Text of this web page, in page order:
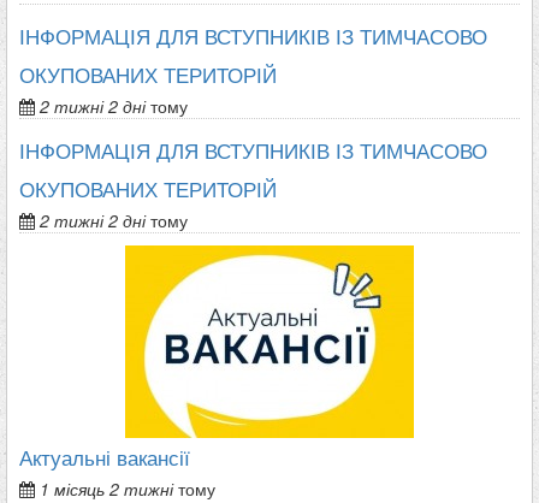
ІНФОРМАЦІЯ ДЛЯ ВСТУПНИКІВ ІЗ ТИМЧАСОВО
ОКУПОВАНИХ ТЕРИТОРІЙ
2 тижні 2 днітому
ІНФОРМАЦІЯ ДЛЯ ВСТУПНИКІВ ІЗ ТИМЧАСОВО
ОКУПОВАНИХ ТЕРИТОРІЙ
2 тижні 2 днітому
Актуальні вакансії
1 місяць 2 тижнітому